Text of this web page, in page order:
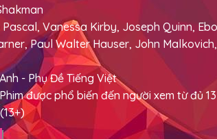
Vanessa Kirby, Joseph Quinn,
Paul Walter Hauser, John
- Phụ Đề Tiếng Việt
được phổ biến đến người xem từ đủ
(13+)